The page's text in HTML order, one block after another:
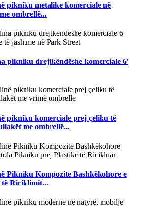
pikniku metalike komerciale në
ombrellë...
pikniku drejtkëndëshe komerciale 6'
pikniku komerciale prej çeliku të
me ombrellë...
Pikniku Kompozite Bashkëkohore e
Riciklimit...